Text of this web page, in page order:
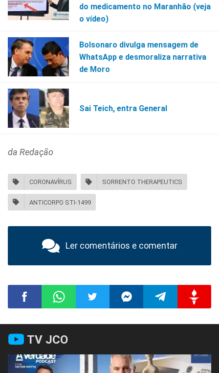
do medicamento no Maranhão (veja
o vídeo)
Bolsonaro divulga mensagem de
WhatsApp e desmoraliza narrativa
de Moro
Sai Teich, entra General
da Redação
CORONAVÍRUS SORRENTO THERAPEUTICS
ANTICORPO STI-1499
Ler comentários e comentar
Compartilhar
no
no
no
no
no
no
TV JCO